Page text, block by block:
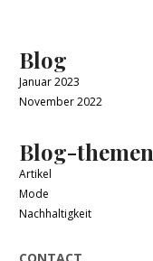
Blog
Januar 2023
November 2022
Blog-themen
Artikel
Mode
Nachhaltigkeit